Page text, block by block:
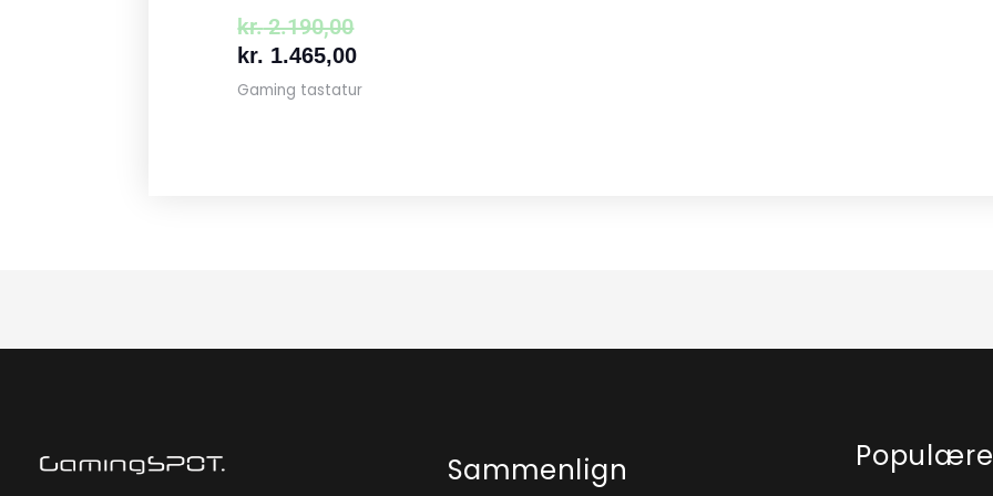
kr.2.190,00
kr. 1.465,00
Gaming tastatur
Sammenlign
Populære